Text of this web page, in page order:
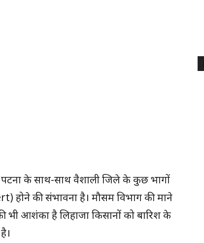
पटना के साथ-साथ वैशाली जिले के कुछ भागों
होने की संभावना है। मौसम विभाग की माने
भी आशंका है लिहाजा किसानों को बारिश के